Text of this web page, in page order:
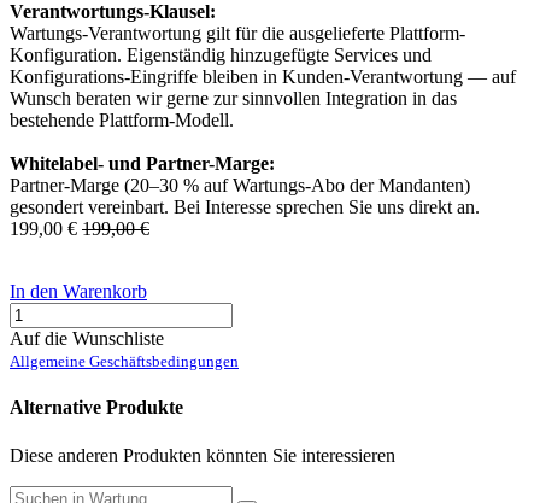
Verantwortungs-Klausel:
Wartungs-Verantwortung gilt für die ausgelieferte Plattform-
Konfiguration. Eigenständig hinzugefügte Services und
Konfigurations-Eingriffe bleiben in Kunden-Verantwortung — auf
Wunsch beraten wir gerne zur sinnvollen Integration in das
bestehende Plattform-Modell.
Whitelabel- und Partner-Marge:
Partner-Marge (20–30 % auf Wartungs-Abo der Mandanten)
gesondert vereinbart. Bei Interesse sprechen Sie uns direkt an.
199,00 € 199,00€
In den Warenkorb
Auf die Wunschliste
Allgemeine Geschäftsbedingungen
Alternative Produkte
Diese anderen Produkten könnten Sie interessieren